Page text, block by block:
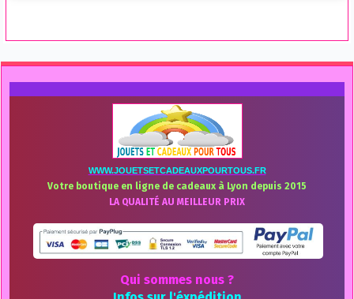
WWW.JOUETSETCADEAUXPOURTOUS.FR
Votre boutique en ligne de cadeaux à Lyon depuis 2015
LA QUALITÉ AU MEILLEUR PRIX
Qui sommes nous ?